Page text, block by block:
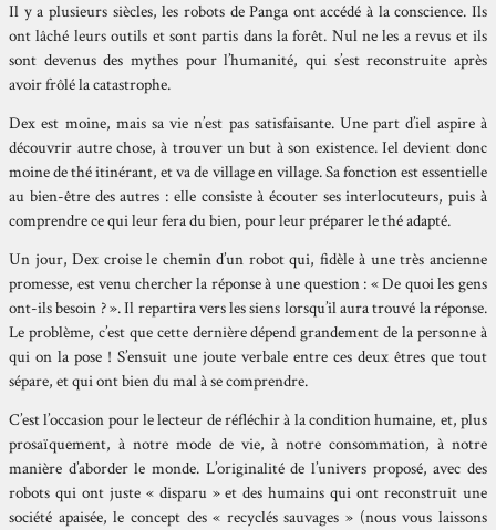
Il y a plusieurs siècles, les robots de Panga ont accédé à la conscience. Ils
ont lâché leurs outils et sont partis dans la forêt. Nul ne les a revus et ils
sont devenus des mythes pour l’humanité, qui s’est reconstruite après
avoir frôlé la catastrophe.
Dex est moine, mais sa vie n’est pas satisfaisante. Une part d’iel aspire à
découvrir autre chose, à trouver un but à son existence. Iel devient donc
moine de thé itinérant, et va de village en village. Sa fonction est essentielle
au bien-être des autres : elle consiste à écouter ses interlocuteurs, puis à
comprendre ce qui leur fera du bien, pour leur préparer le thé adapté.
Un jour, Dex croise le chemin d’un robot qui, fidèle à une très ancienne
promesse, est venu chercher la réponse à une question : « De quoi les gens
ont-ils besoin ? ». Il repartira vers les siens lorsqu’il aura trouvé la réponse.
Le problème, c’est que cette dernière dépend grandement de la personne à
qui on la pose ! S’ensuit une joute verbale entre ces deux êtres que tout
sépare, et qui ont bien du mal à se comprendre.
C’est l’occasion pour le lecteur de réfléchir à la condition humaine, et, plus
prosaïquement, à notre mode de vie, à notre consommation, à notre
manière d’aborder le monde. L’originalité de l’univers proposé, avec des
robots qui ont juste « disparu » et des humains qui ont reconstruit une
société apaisée, le concept des « recyclés sauvages » (nous vous laissons